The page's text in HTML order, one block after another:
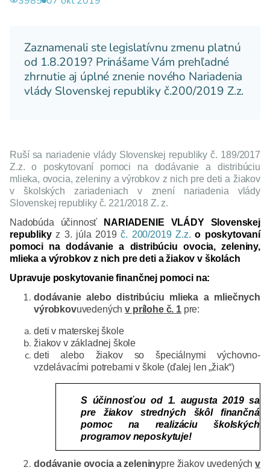
Zaznamenali ste legislatívnu zmenu platnú
od 1.8.2019? Prinášame Vám prehľadné
zhrnutie aj úplné znenie nového Nariadenia
vlády Slovenskej republiky č.200/2019 Z.z.
Ruší sa nariadenie vlády Slovenskej republiky č. 189/2017
Z.z. o poskytovaní pomoci na dodávanie a distribúciu
mlieka, ovocia, zeleniny a výrobkov z nich pre deti a žiakov
v školských zariadeniach v znení nariadenia vlády
Slovenskej republiky č. 221/2018 Z. z.
Nadobúda účinnosť
NARIADENIE VLÁDY Slovenskej
republiky z 3. júla 2019č. 200/2019 Z.z.o poskytovaní
pomoci na dodávanie a distribúciu ovocia, zeleniny,
mlieka a výrobkov z nich pre deti a žiakov v školách
Upravuje poskytovanie finančnej pomoci na:
dodávanie alebo distribúciu mlieka a mliečnych
výrobkovuvedenýchv prílohe č. 1pre:
deti v materskej škole
žiakov v základnej škole
deti alebo žiakov so špeciálnymi výchovno-
vzdelávacími potrebami v škole (ďalej len „žiak“)
S účinnosťou od 1. augusta 2019 sa
pre žiakov stredných škôl finančná
pomoc na realizáciu školských
programov neposkytuje!
dodávanie ovocia a zeleninypre žiakov uvedenýchv